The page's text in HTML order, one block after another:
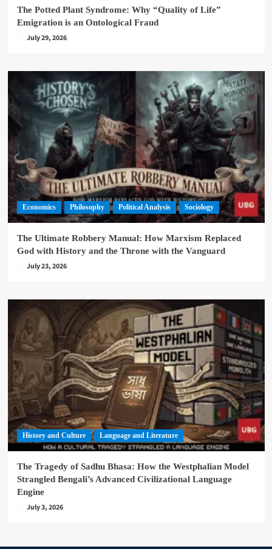
The Potted Plant Syndrome: Why “Quality of Life”
Emigration is an Ontological Fraud
July 29, 2026
Economics Philosophy Political Analysis Sociology
The Ultimate Robbery Manual: How Marxism Replaced
God with History and the Throne with the Vanguard
July 23, 2026
History and Culture Language and Literature
The Tragedy of Sadhu Bhasa: How the Westphalian Model
Strangled Bengali’s Advanced Civilizational Language
Engine
July 3, 2026